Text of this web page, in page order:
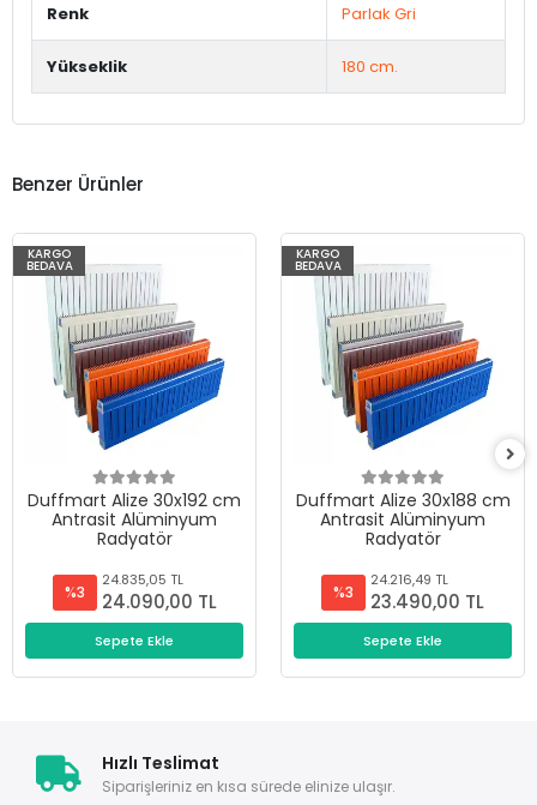
Renk Parlak Gri
Yükseklik 180 cm.
Benzer Ürünler
KARGO
BEDAVA
Duffmart Alize 30x192 cm
Antrasit Alüminyum
Radyatör
%3
24.835,05 TL
24.090,00 TL
Sepete Ekle
KARGO
BEDAVA
Duffmart Alize 30x188 cm
Antrasit Alüminyum
Radyatör
%3
24.216,49 TL
23.490,00 TL
Sepete Ekle
Hızlı Teslimat
Siparişleriniz en kısa sürede elinize ulaşır.